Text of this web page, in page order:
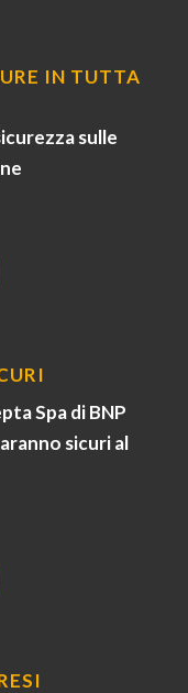
IN TUTTA
sulle
Spa di BNP
sicuri al